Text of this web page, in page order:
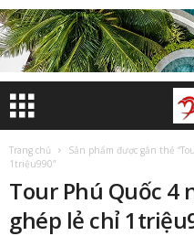
Trang chủ
Sản phẩm được gắn thẻ
1triệu990”
Tour Phú Quốc 4
ghép lẻ chỉ